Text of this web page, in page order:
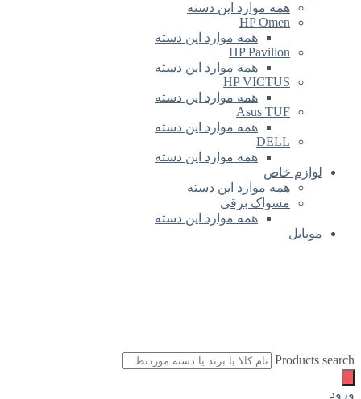
همه موارد این دسته
HP Omen
همه موارد این دسته
HP Pavilion
همه موارد این دسته
HP VICTUS
همه موارد این دسته
Asus TUF
همه موارد این دسته
DELL
همه موارد این دسته
لوازم خاص
همه موارد این دسته
مسواک برقی
همه موارد این دسته
موبایل
Products search
ورود